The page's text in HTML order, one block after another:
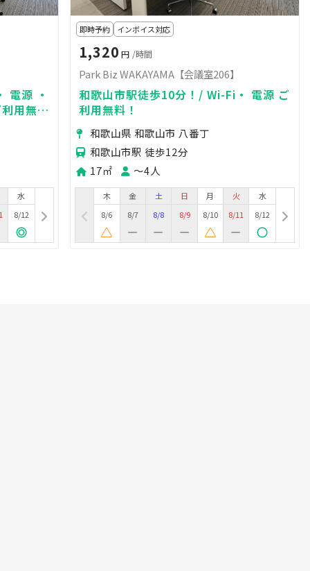
電源 ・
用無
水
8/12
即時予約 インボイス対応
1,320 円 /時間
Park Biz WAKAYAMA【会議室206】
和歌山市駅徒歩10分！/ Wi-Fi・ 電源 ご
利用無料！
和歌山県 和歌山市 八番丁
和歌山市駅 徒歩12分
17㎡
〜4人
木
8/6
金
8/7
土
8/8
日
8/9
月
8/10
火
8/11
水
8/12